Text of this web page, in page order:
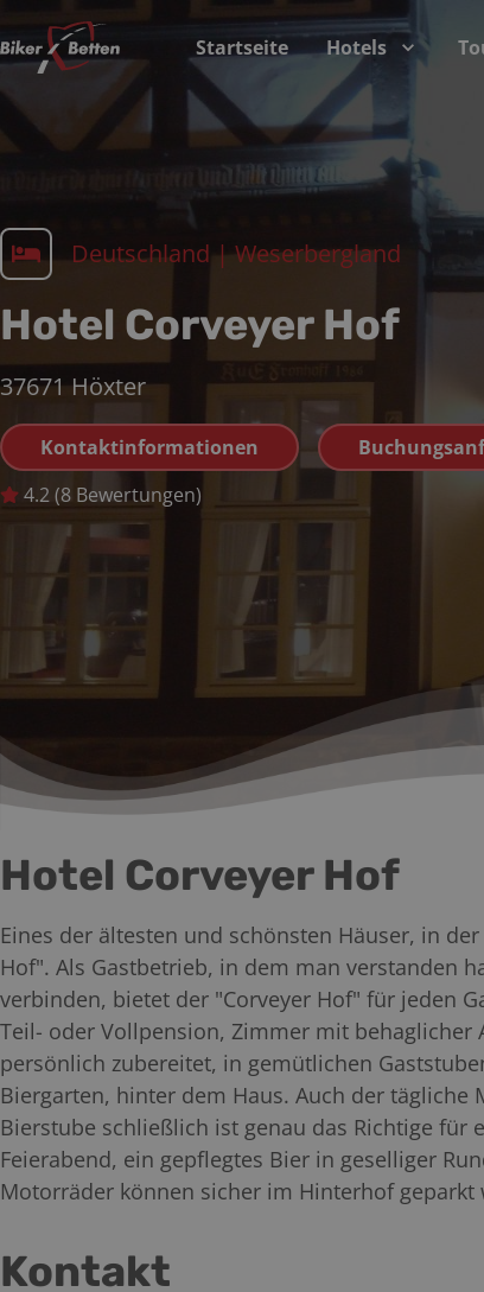
Startseite Hotels
Deutschland|Weserbergland
Hotel Corveyer Hof
37671Höxter
Kontaktinformationen
4.2(8 Bewertungen)
Hotel Corveyer Hof
Eines der ältesten und schönsten Häuser, in
Hof". Als Gastbetrieb, in dem man verstanden
verbinden, bietet der "Corveyer Hof" für jeden
Teil- oder Vollpension, Zimmer mit behaglicher
persönlich zubereitet, in gemütlichen
Biergarten, hinter dem Haus. Auch der
Bierstube schließlich ist genau das Richtige für
Feierabend, ein gepflegtes Bier in geselliger
Motorräder können sicher im Hinterhof geparkt
Kontakt